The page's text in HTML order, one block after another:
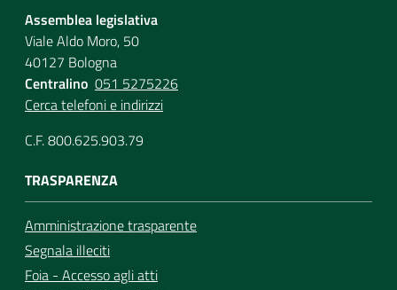
Assemblea legislativa
Viale Aldo Moro, 50
40127 Bologna
Centralino 051 5275226
Cerca telefoni e indirizzi
C.F. 800.625.903.79
TRASPARENZA
Amministrazione trasparente
Segnala illeciti
Foia - Accesso agli atti